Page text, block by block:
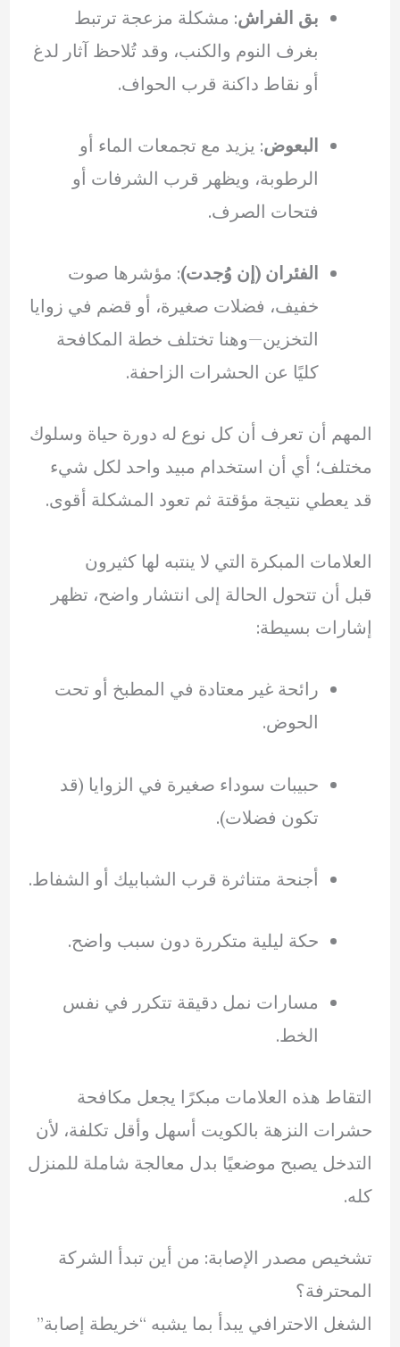
بق الفراش: مشكلة مزعجة ترتبط
بغرف النوم والكنب، وقد تُلاحظ آثار لدغ
أو نقاط داكنة قرب الحواف.
البعوض: يزيد مع تجمعات الماء أو
الرطوبة، ويظهر قرب الشرفات أو
فتحات الصرف.
الفئران (إن وُجدت): مؤشرها صوت
خفيف، فضلات صغيرة، أو قضم في زوايا
التخزين—وهنا تختلف خطة المكافحة
كليًا عن الحشرات الزاحفة.
المهم أن تعرف أن كل نوع له دورة حياة وسلوك
مختلف؛ أي أن استخدام مبيد واحد لكل شيء
قد يعطي نتيجة مؤقتة ثم تعود المشكلة أقوى.
العلامات المبكرة التي لا ينتبه لها كثيرون
قبل أن تتحول الحالة إلى انتشار واضح، تظهر
إشارات بسيطة:
رائحة غير معتادة في المطبخ أو تحت
الحوض.
حبيبات سوداء صغيرة في الزوايا (قد
تكون فضلات).
أجنحة متناثرة قرب الشبابيك أو الشفاط.
حكة ليلية متكررة دون سبب واضح.
مسارات نمل دقيقة تتكرر في نفس
الخط.
التقاط هذه العلامات مبكرًا يجعل مكافحة
حشرات النزهة بالكويت أسهل وأقل تكلفة، لأن
التدخل يصبح موضعيًا بدل معالجة شاملة للمنزل
كله.
تشخيص مصدر الإصابة: من أين تبدأ الشركة
المحترفة؟
الشغل الاحترافي يبدأ بما يشبه “خريطة إصابة”